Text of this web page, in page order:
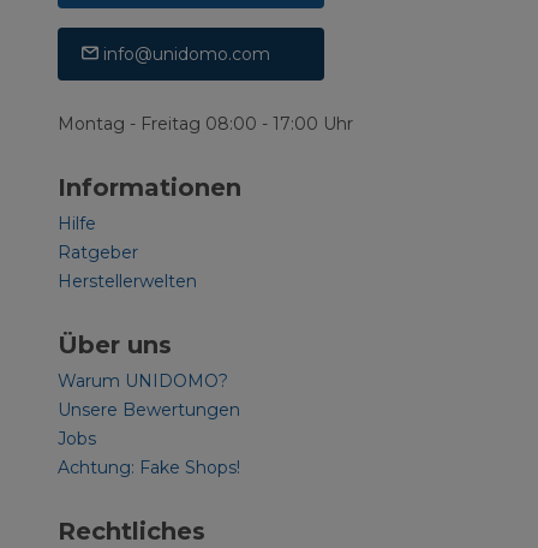
info@unidomo.com
Montag - Freitag 08:00 - 17:00 Uhr
Informationen
Hilfe
Ratgeber
Herstellerwelten
Über uns
Warum UNIDOMO?
Unsere Bewertungen
Jobs
Achtung: Fake Shops!
Rechtliches